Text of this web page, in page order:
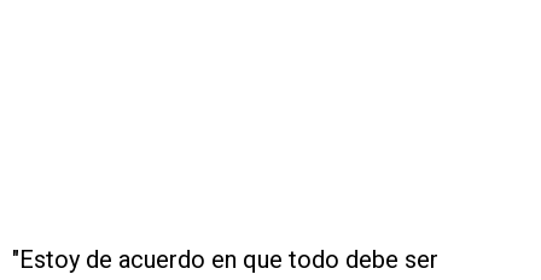
"Estoy de acuerdo en que todo debe ser